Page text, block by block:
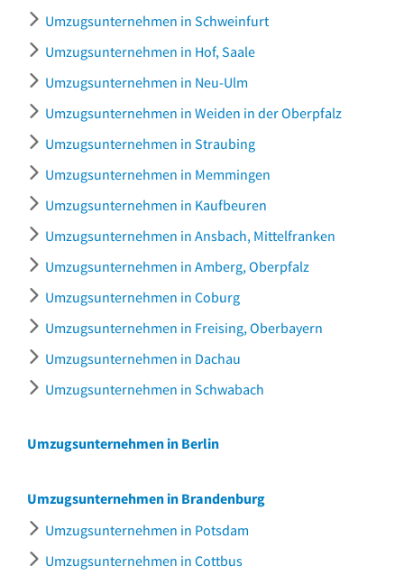
Umzugsunternehmen in Schweinfurt
Umzugsunternehmen in Hof, Saale
Umzugsunternehmen in Neu-Ulm
Umzugsunternehmen in Weiden in der Oberpfalz
Umzugsunternehmen in Straubing
Umzugsunternehmen in Memmingen
Umzugsunternehmen in Kaufbeuren
Umzugsunternehmen in Ansbach, Mittelfranken
Umzugsunternehmen in Amberg, Oberpfalz
Umzugsunternehmen in Coburg
Umzugsunternehmen in Freising, Oberbayern
Umzugsunternehmen in Dachau
Umzugsunternehmen in Schwabach
Umzugsunternehmen in Berlin
Umzugsunternehmen in Brandenburg
Umzugsunternehmen in Potsdam
Umzugsunternehmen in Cottbus